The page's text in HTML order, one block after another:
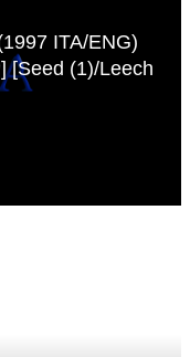
ITA/ENG)
[Seed (1)/Leech